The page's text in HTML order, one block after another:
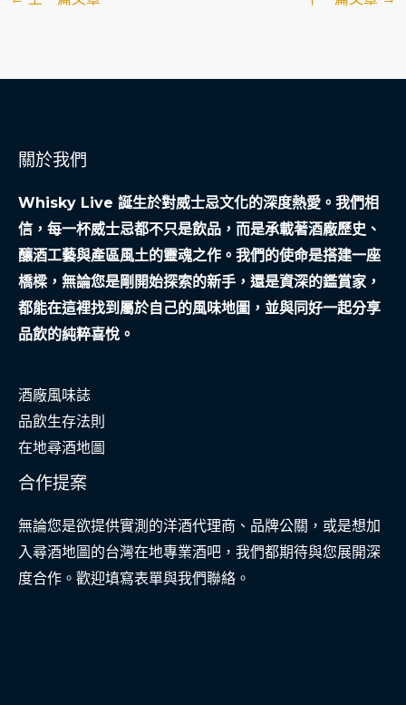
關於我們
Whisky Live 誕生於對威士忌文化的深度熱愛。我們相
信，每一杯威士忌都不只是飲品，而是承載著酒廠歷史、
釀酒工藝與產區風土的靈魂之作。我們的使命是搭建一座
橋樑，無論您是剛開始探索的新手，還是資深的鑑賞家，
都能在這裡找到屬於自己的風味地圖，並與同好一起分享
品飲的純粹喜悅。
酒廠風味誌
品飲生存法則
在地尋酒地圖
合作提案
無論您是欲提供實測的洋酒代理商、品牌公關，或是想加
入尋酒地圖的台灣在地專業酒吧，我們都期待與您展開深
度合作。歡迎填寫表單與我們聯絡。